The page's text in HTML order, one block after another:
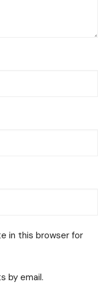
in this browser for
by email.